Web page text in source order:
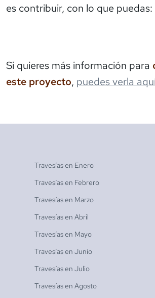
es contribuir, con lo que puedas:
Si quieres más información para
este proyecto, puedes verla
Travesías en Enero
Travesías en Febrero
Travesías en Marzo
Travesías en Abril
Travesías en Mayo
Travesías en Junio
Travesías en Julio
Travesías en Agosto